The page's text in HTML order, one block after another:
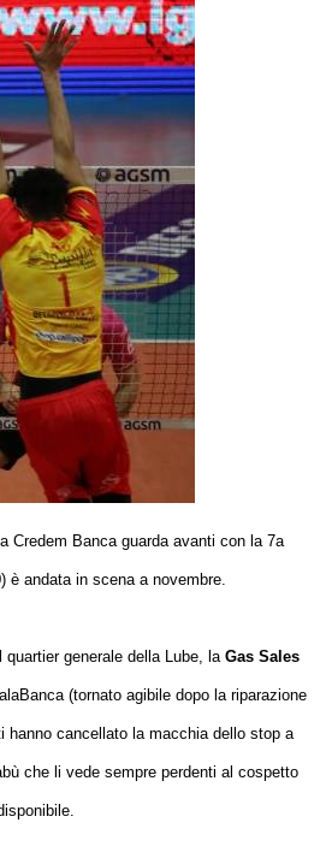
Credem Banca guarda avanti con la 7a
è andata in scena a novembre.
quartier generale della Lube, laGas Sales
(tornato agibile dopo la riparazione
hanno cancellato la macchia dello stop a
che li vede sempre perdenti al cospetto